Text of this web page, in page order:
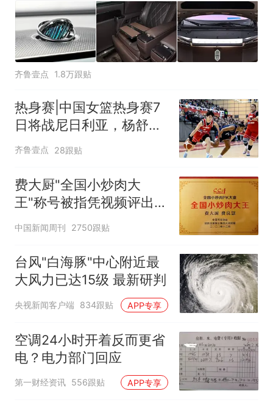
齐鲁壹点 1.8万跟贴
热身赛|中国女篮热身赛7
日将战尼日利亚，杨舒予
有望出战
齐鲁壹点 28跟贴
费大厨"全国小炒肉大
王"称号被指凭视频评出
官方回应
中国新闻周刊 2750跟贴
台风"白海豚"中心附近最
大风力已达15级 最新研判
央视新闻客户端 834跟贴 APP专享
空调24小时开着反而更省
电？电力部门回应
第一财经资讯 556跟贴 APP专享